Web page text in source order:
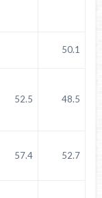
50.1
52.5 48.5
57.4 52.7